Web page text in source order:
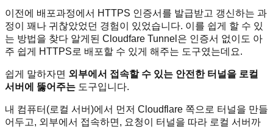
이전에 배포과정에서 HTTPS 인증서를 발급받고 갱신하는 과
정이 꽤나 귀찮았었던 경험이 있었습니다. 이를 쉽게 할 수 있
는 방법을 찾다 알게된 Cloudfare Tunnel은 인증서 없이도 아
주 쉽게 HTTPS로 배포할 수 있게 해주는 도구였는데요.
쉽게 말하자면 외부에서 접속할 수 있는 안전한 터널을 로컬
서버에 뚫어주는 도구입니다.
내 컴퓨터(로컬 서버)에서 먼저 Cloudflare 쪽으로 터널을 만들
어두고, 외부에서 접속하면, 요청이 터널을 따라 로컬 서버까